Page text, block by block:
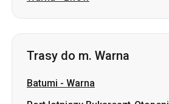
Batumi-Warna
Warna